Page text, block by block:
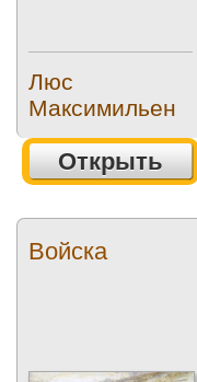
Люс
Максимильен
Открыть
Войска